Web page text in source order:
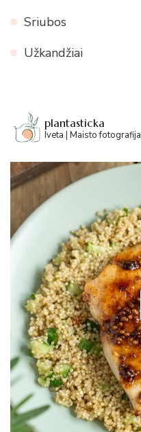
Sriubos
Užkandžiai
plantasticka
Iveta | Maisto fotografija